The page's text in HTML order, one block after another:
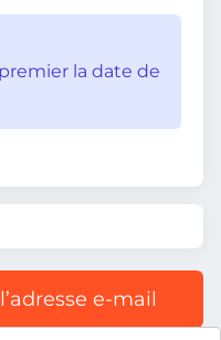
la date de
e-mail